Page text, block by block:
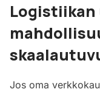
Jos oma